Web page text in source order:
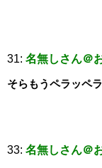
31: 名無しさん＠
そらもうペラッペ
33: 名無しさん＠